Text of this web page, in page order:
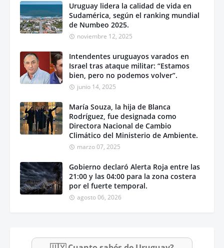
Uruguay lidera la calidad de vida en
Sudamérica, según el ranking mundial
de Numbeo 2025.
noviembre 12, 2025
Intendentes uruguayos varados en
Israel tras ataque militar: “Estamos
bien, pero no podemos volver”.
junio 14, 2025
María Souza, la hija de Blanca
Rodríguez, fue designada como
Directora Nacional de Cambio
Climático del Ministerio de Ambiente.
marzo 07, 2025
Gobierno declaró Alerta Roja entre las
21:00 y las 04:00 para la zona costera
por el fuerte temporal.
agosto 06, 2026